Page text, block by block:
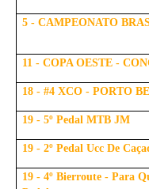
5 - CAMPEONATO
11 - COPA OESTE -
18 - #4 XCO - PORTO
19 - 5º Pedal MTB JM
19 - 2º Pedal Ucc De
19 - 4º Bierroute - Para